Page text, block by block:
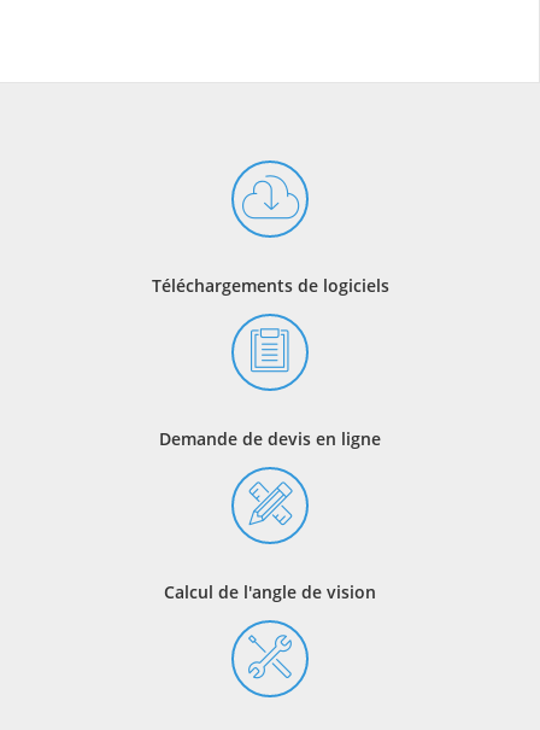
Téléchargements de logiciels
Demande de devis en ligne
Calcul de l'angle de vision